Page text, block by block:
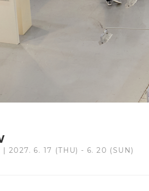
2027. 6. 17 (THU) - 6. 20 (SUN)